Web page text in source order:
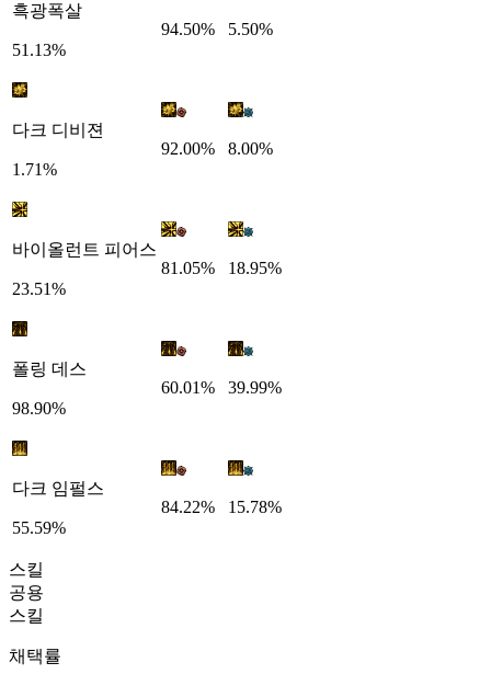
흑광폭살
51.13%
94.50% 5.50%
다크 디비젼
1.71%
92.00% 8.00%
바이올런트 피어스
23.51%
81.05% 18.95%
폴링 데스
98.90%
60.01% 39.99%
다크 임펄스
55.59%
84.22% 15.78%
스킬
공용
스킬
채택률